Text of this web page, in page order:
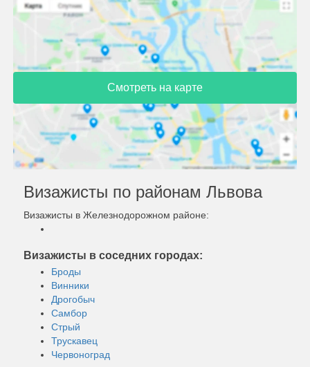
Смотреть на карте
Визажисты по районам Львова
Визажисты в Железнодорожном районе:
Визажисты в соседних городах:
Броды
Винники
Дрогобыч
Самбор
Стрый
Трускавец
Червоноград